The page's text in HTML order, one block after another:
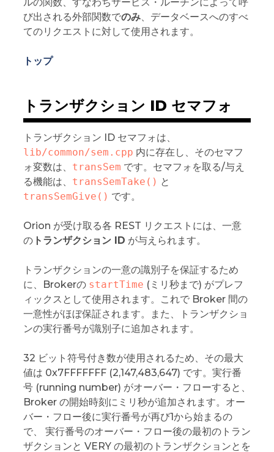
び出される外部関数でのみ、データベースへのすべ
てのリクエストに対して使用されます。
トップ
トランザクション ID セマフォ
トランザクション ID セマフォは、
lib/common/sem.cpp 内に存在し、そのセマフ
ォ変数は、 transSem です。セマフォを取る/与え
る機能は、 transSemTake() と
transSemGive() です。
Orion が受け取る各 REST リクエストには、一意
のトランザクション ID が与えられます。
トランザクションの一意の識別子を保証するため
に、Brokerの startTime (ミリ秒まで) がプレフ
ィックスとして使用されます。これで Broker 間の
一意性がほぼ保証されます。また、トランザクショ
ンの実行番号が識別子に追加されます。
32 ビット符号付き数が使用されるため、その最大
値は 0x7FFFFFFF (2,147,483,647) です。実行番
号 (running number) がオーバー・フローすると、
Broker の開始時刻にミリ秒が追加されます。オー
バー・フロー後に実行番号が再び1から始まるの
で、 実行番号のオーバー・フロー後の最初のトラン
ザクションと VERY の最初のトランザクションとを